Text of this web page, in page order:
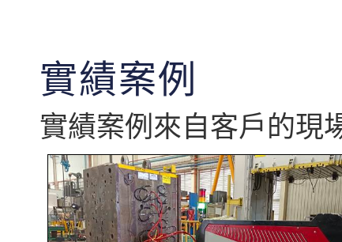
實績案例
實績案例來自客戶的現